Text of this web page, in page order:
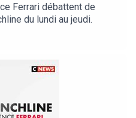
Ferrari débattent de
du lundi au jeudi.